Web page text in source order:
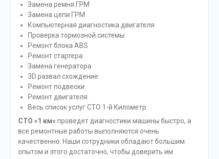
Замена ремня ГРМ
Замена цепи ГРМ
Компьютерная диагностика двигателя
Проверка тормозной системы
Ремонт блока ABS
Ремонт стартера
Замена генератора
3D развал схождение
Ремонт подвески
Ремонт двигателя
Весь список услуг СТО 1-й Километр.
СТО «1 км»проведет диагностики машины быстро, а
все ремонтные работы выполняются очень
качественно. Наши сотрудники обладают большим
опытом и этого достаточно, чтобы доверить им